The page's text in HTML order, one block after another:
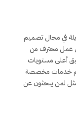
في مجال تصميم
عمل محترف من
أعلى مستويات
خدمات مخصصة
لمن يبحثون عن